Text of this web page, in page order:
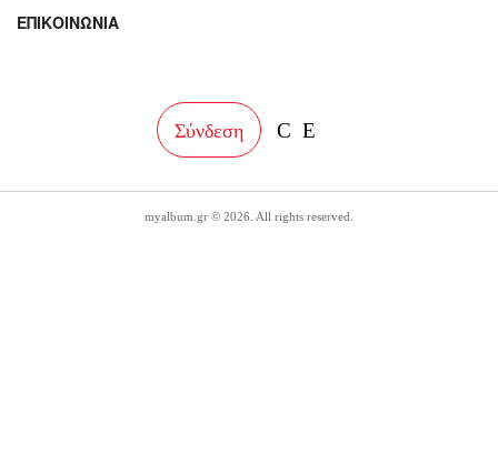
ΕΠΙΚΟΙΝΩΝΙΑ
Σύνδεση facebook
myalbum.gr © 2026. All rights reserved.